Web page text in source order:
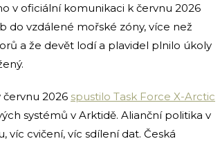
v oficiální komunikaci k červnu 2026
do vzdálené mořské zóny, více než
a že devět lodí a plavidel plnilo úkoly
červnu 2026 spustilo Task Force X-Arctic
systémů v Arktidě. Alianční politika v
víc cvičení, víc sdílení dat. Česká